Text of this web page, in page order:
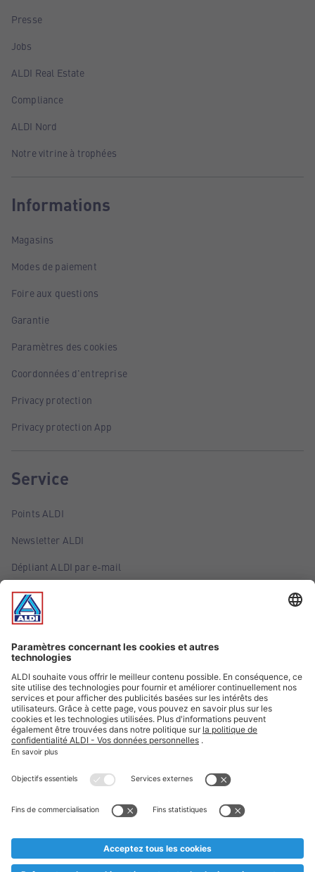
Presse
Jobs
ALDI Real Estate
Compliance
ALDI Nord
Notre vitrine à trophées
Informations
Magasins
Modes de paiement
Foire aux questions
Garantie
Paramètres des cookies
Coordonnées d'entreprise
Privacy protection
Privacy protection App
Service
Points ALDI
Newsletter ALDI
Dépliant ALDI par e-mail
Offres
Infos essentielles
Suivez ALDI Belgique
Textes marqués d'un astérisque et mentions légales
* Nous vendons ces articles temporairement et jusqu'à
au cas où, malgré le planning bien étudié, nous serions
prématurément en rupture de stock. Prix Recupel et TVA incl.
** Sur ce site, l’utilisation de la forme masculine a été adoptée